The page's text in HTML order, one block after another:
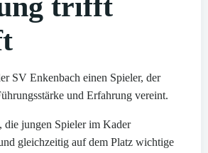
SV Enkenbach einen Spieler, der
und Erfahrung vereint.
die jungen Spieler im Kader
gleichzeitig auf dem Platz wichtige